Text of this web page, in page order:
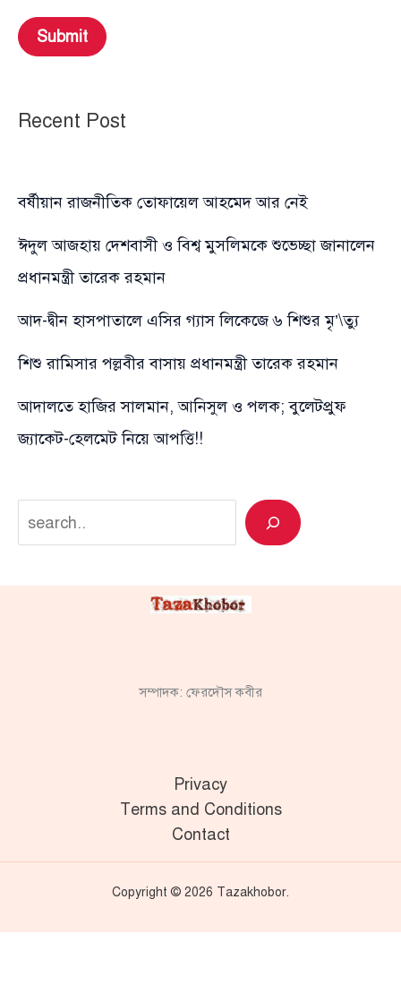
Submit
Recent Post
বর্ষীয়ান রাজনীতিক তোফায়েল আহমেদ আর নেই
ঈদুল আজহায় দেশবাসী ও বিশ্ব মুসলিমকে শুভেচ্ছা জানালেন
প্রধানমন্ত্রী তারেক রহমান
আদ-দ্বীন হাসপাতালে এসির গ্যাস লিকেজে ৬ শিশুর মৃ’\ত্যু
শিশু রামিসার পল্লবীর বাসায় প্রধানমন্ত্রী তারেক রহমান
আদালতে হাজির সালমান, আনিসুল ও পলক; বুলেটপ্রুফ
জ্যাকেট-হেলমেট নিয়ে আপত্তি!!
Search
সম্পাদক: ফেরদৌস কবীর
Privacy
Terms and Conditions
Contact
Copyright © 2026 Tazakhobor.